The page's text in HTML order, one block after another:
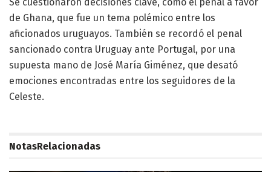
de Ghana, que fue un tema polémico entre los
aficionados uruguayos. También se recordó el penal
sancionado contra Uruguay ante Portugal, por una
supuesta mano de José María Giménez, que desató
emociones encontradas entre los seguidores de la
Celeste.
NotasRelacionadas